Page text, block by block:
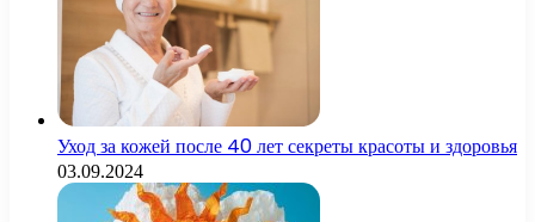
Уход за кожей после 40 лет секреты красоты и здоровья
03.09.2024